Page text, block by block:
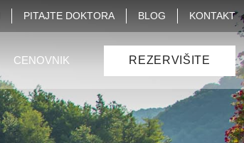
PITAJTE DOKTORA BLOG KONTAKT
CENOVNIK REZERVIŠITE